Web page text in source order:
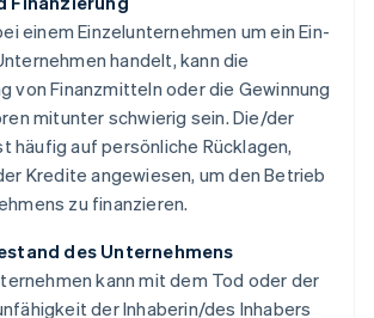
einem Einzelunternehmen um ein Ein-
handelt, kann die
von Finanzmitteln oder die Gewinnung
mitunter schwierig sein. Die/der
häufig auf persönliche Rücklagen,
Kredite angewiesen, um den Betrieb
zu finanzieren.
des Unternehmens
kann mit dem Tod oder der
der Inhaberin/des Inhabers